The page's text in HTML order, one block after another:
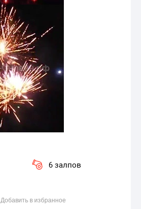
6 залпов
Добавить в избранное